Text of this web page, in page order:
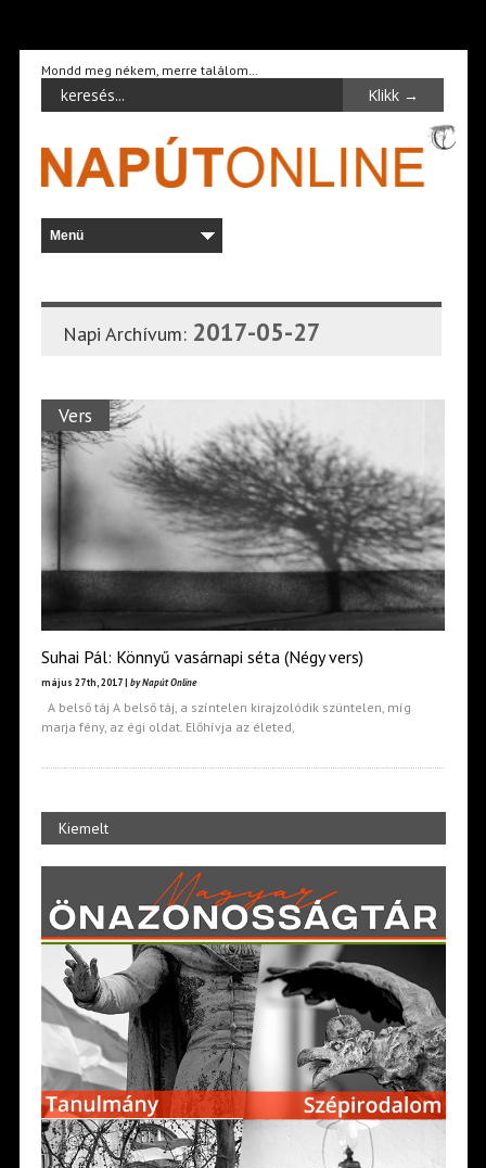
Mondd meg nékem, merre találom…
Napi Archívum: 2017-05-27
Vers
Suhai Pál: Könnyű vasárnapi séta (Négy vers)
május 27th, 2017 | by Napút Online
A belső táj A belső táj, a színtelen kirajzolódik szüntelen, míg
marja fény, az égi oldat. Előhívja az életed,
Kiemelt